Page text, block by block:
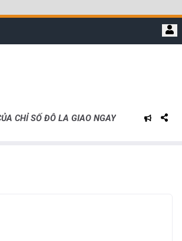
CHỈ SỐ ĐÔ LA GIAO NGAY